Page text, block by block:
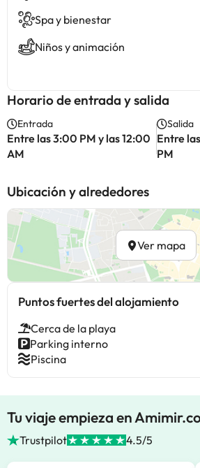
Spa y bienestar
Niños y animación
Horario de entrada y salida
Entrada
Entre las 3:00 PM y las 12:00
AM
Salida
Entre
PM
Ubicación y alrededores
Ver mapa
Puntos fuertes del alojamiento
Cerca de la playa
Parking interno
Piscina
Tu viaje empieza en
Trustpilot 4.5/5